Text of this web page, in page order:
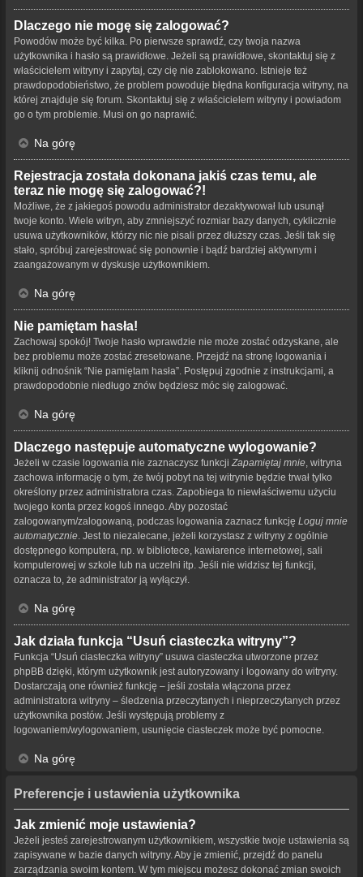
Dlaczego nie mogę się zalogować?
Powodów może być kilka. Po pierwsze sprawdź, czy twoja nazwa
użytkownika i hasło są prawidłowe. Jeżeli są prawidłowe, skontaktuj się z
właścicielem witryny i zapytaj, czy cię nie zablokowano. Istnieje też
prawdopodobieństwo, że problem powoduje błędna konfiguracja witryny, na
której znajduje się forum. Skontaktuj się z właścicielem witryny i powiadom
go o tym problemie. Musi on go naprawić.
Na górę
Rejestracja została dokonana jakiś czas temu, ale
teraz nie mogę się zalogować?!
Możliwe, że z jakiegoś powodu administrator dezaktywował lub usunął
twoje konto. Wiele witryn, aby zmniejszyć rozmiar bazy danych, cyklicznie
usuwa użytkowników, którzy nic nie pisali przez dłuższy czas. Jeśli tak się
stało, spróbuj zarejestrować się ponownie i bądź bardziej aktywnym i
zaangażowanym w dyskusje użytkownikiem.
Na górę
Nie pamiętam hasła!
Zachowaj spokój! Twoje hasło wprawdzie nie może zostać odzyskane, ale
bez problemu może zostać zresetowane. Przejdź na stronę logowania i
kliknij odnośnik “Nie pamiętam hasła”. Postępuj zgodnie z instrukcjami, a
prawdopodobnie niedługo znów będziesz móc się zalogować.
Na górę
Dlaczego następuje automatyczne wylogowanie?
Jeżeli w czasie logowania nie zaznaczysz funkcji Zapamiętaj mnie , witryna
zachowa informację o tym, że twój pobyt na tej witrynie będzie trwał tylko
określony przez administratora czas. Zapobiega to niewłaściwemu użyciu
twojego konta przez kogoś innego. Aby pozostać
zalogowanym/zalogowaną, podczas logowania zaznacz funkcję Loguj mnie
automatycznie . Jest to niezalecane, jeżeli korzystasz z witryny z ogólnie
dostępnego komputera, np. w bibliotece, kawiarence internetowej, sali
komputerowej w szkole lub na uczelni itp. Jeśli nie widzisz tej funkcji,
oznacza to, że administrator ją wyłączył.
Na górę
Jak działa funkcja “Usuń ciasteczka witryny”?
Funkcja “Usuń ciasteczka witryny” usuwa ciasteczka utworzone przez
phpBB dzięki, którym użytkownik jest autoryzowany i logowany do witryny.
Dostarczają one również funkcję – jeśli została włączona przez
administratora witryny – śledzenia przeczytanych i nieprzeczytanych przez
użytkownika postów. Jeśli występują problemy z
logowaniem/wylogowaniem, usunięcie ciasteczek może być pomocne.
Na górę
Preferencje i ustawienia użytkownika
Jak zmienić moje ustawienia?
Jeżeli jesteś zarejestrowanym użytkownikiem, wszystkie twoje ustawienia są
zapisywane w bazie danych witryny. Aby je zmienić, przejdź do panelu
zarządzania swoim kontem. W tym miejscu możesz dokonać zmian swoich